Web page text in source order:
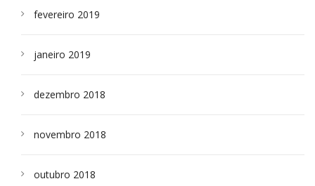
fevereiro 2019
janeiro 2019
dezembro 2018
novembro 2018
outubro 2018